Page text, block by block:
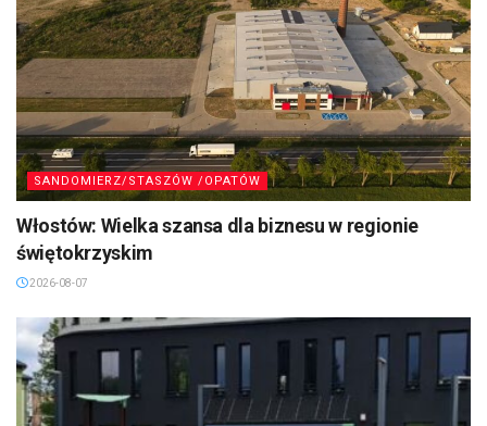
SANDOMIERZ/STASZÓW /OPATÓW
Włostów: Wielka szansa dla biznesu w regionie
świętokrzyskim
2026-08-07